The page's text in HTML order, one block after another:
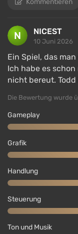
NICEST
10 Juni 2026
Ein Spiel, das
Ich habe es
nicht bereut.
Die Bewertung wurde
Gameplay
Grafik
Handlung
Steuerung
Ton und Musik